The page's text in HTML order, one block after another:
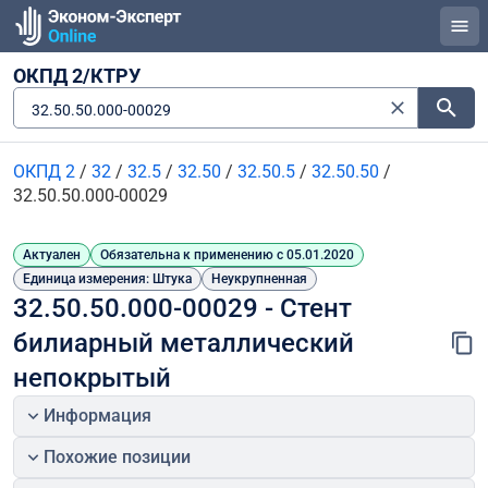
ОКПД 2/КТРУ
32.50.50.000-00029
ОКПД 2 / 32 / 32.5 / 32.50 / 32.50.5 / 32.50.50 /
32.50.50.000-00029
Актуален
Обязательна к применению с 05.01.2020
Единица измерения: Штука
Неукрупненная
32.50.50.000-00029 - Стент
билиарный металлический
непокрытый
Информация
Похожие позиции